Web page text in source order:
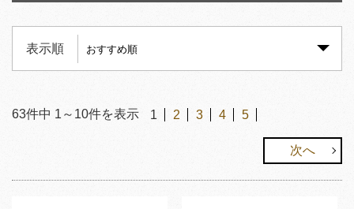
表示順
63件中 1 ～ 10件を表示 1 2 3 4 5
次へ